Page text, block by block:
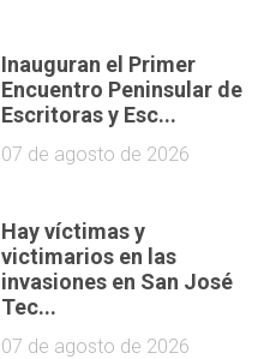
Inauguran el Primer
Encuentro Peninsular de
Escritoras y Esc...
07 de agosto de 2026
Hay víctimas y
victimarios en las
invasiones en San José
Tec...
07 de agosto de 2026